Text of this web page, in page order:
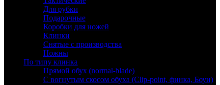
Для рубки
Подарочные
Коробки для ножей
Клинки
Снятые с производства
Ножны
По типу клинка
Прямой обух (normal-blade)
С вогнутым скосом обуха (Clip-point, финка, Боуи)